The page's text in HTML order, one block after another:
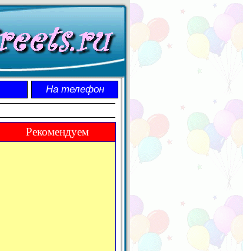
На телефон
Рекомендуем